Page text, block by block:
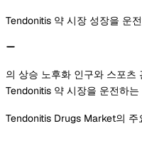
Tendonitis 약 시장 성장을 운
의 상승 노후화 인구와 스포츠
Tendonitis 약 시장을 운전하
Tendonitis Drugs Market의